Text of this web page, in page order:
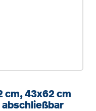
cm, 43x62 cm
abschließbar